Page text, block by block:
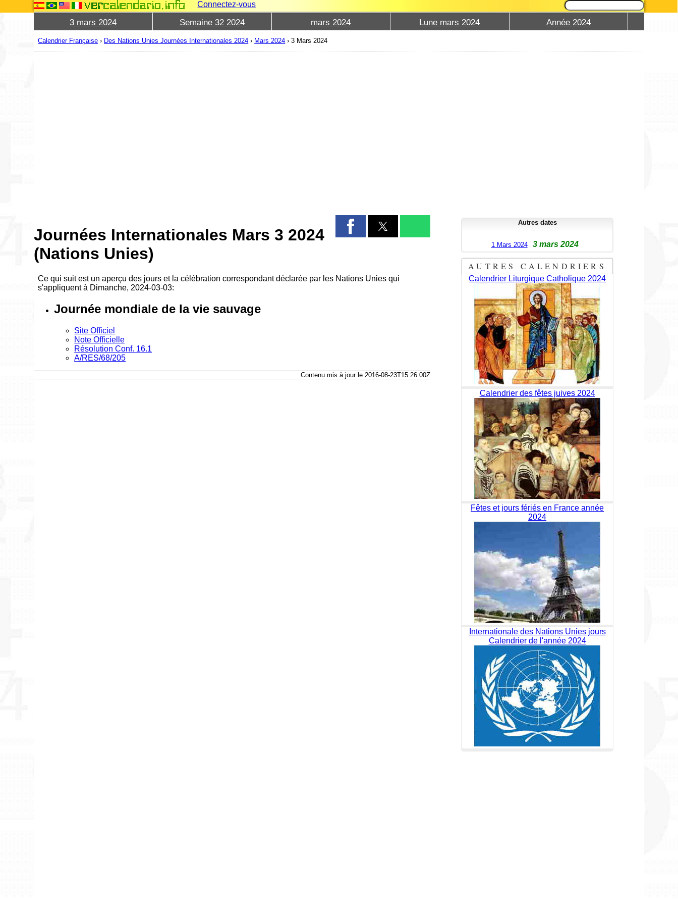
Connectez-vous
3 mars 2024 Semaine 32 2024 mars 2024 Lune mars 2024 Année 2024
Calendrier Française › Des Nations Unies Journées Internationales 2024 › Mars 2024 ›3 Mars 2024
Journées Internationales Mars 3 2024
(Nations Unies)
Ce qui suit est un aperçu des jours et la célébration correspondant déclarée par les Nations Unies qui
s'appliquent à Dimanche, 2024-03-03:
Journée mondiale de la vie sauvage
Site Officiel
Note Officielle
Résolution Conf. 16.1
A/RES/68/205
Contenu mis à jour le 2016-08-23T15:26:00Z
Autres dates
1 Mars 2024 3 mars 2024
AUTRES CALENDRIERS
Calendrier Liturgique Catholique 2024
Calendrier des fêtes juives 2024
Fêtes et jours fériés en France année
2024
Internationale des Nations Unies jours
Calendrier de l'année 2024